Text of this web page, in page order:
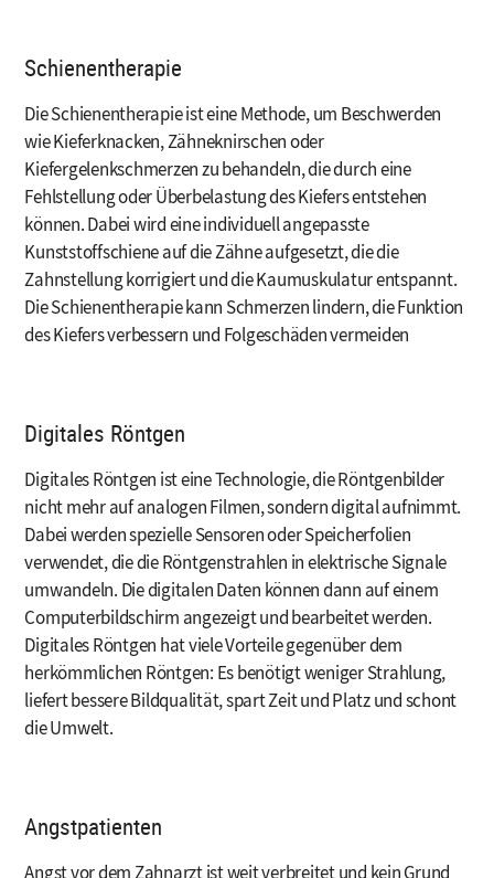
Schienentherapie
Die Schienentherapie ist eine Methode, um Beschwerden
wie Kieferknacken, Zähneknirschen oder
Kiefergelenkschmerzen zu behandeln, die durch eine
Fehlstellung oder Überbelastung des Kiefers entstehen
können. Dabei wird eine individuell angepasste
Kunststoffschiene auf die Zähne aufgesetzt, die die
Zahnstellung korrigiert und die Kaumuskulatur entspannt.
Die Schienentherapie kann Schmerzen lindern, die Funktion
des Kiefers verbessern und Folgeschäden vermeiden
Digitales Röntgen
Digitales Röntgen ist eine Technologie, die Röntgenbilder
nicht mehr auf analogen Filmen, sondern digital aufnimmt.
Dabei werden spezielle Sensoren oder Speicherfolien
verwendet, die die Röntgenstrahlen in elektrische Signale
umwandeln. Die digitalen Daten können dann auf einem
Computerbildschirm angezeigt und bearbeitet werden.
Digitales Röntgen hat viele Vorteile gegenüber dem
herkömmlichen Röntgen: Es benötigt weniger Strahlung,
liefert bessere Bildqualität, spart Zeit und Platz und schont
die Umwelt.
Angstpatienten
Angst vor dem Zahnarzt ist weit verbreitet und kein Grund